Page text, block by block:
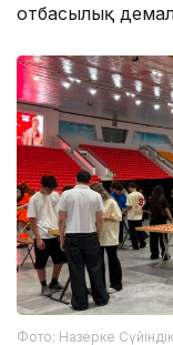
отбасылық
Фото: Назерке